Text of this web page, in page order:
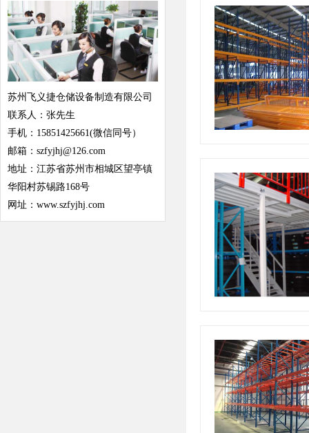
苏州飞义捷仓储设备制造有限公司
联系人：张先生
手机：15851425661(微信同号）
邮箱：szfyjhj@126.com
地址：江苏省苏州市相城区望亭镇
华阳村苏锡路168号
网址：www.szfyjhj.com